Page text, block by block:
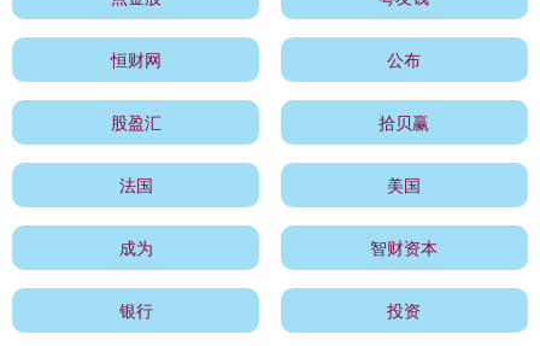
恒财网 公布
股盈汇 拾贝赢
法国 美国
成为 智财资本
银行 投资